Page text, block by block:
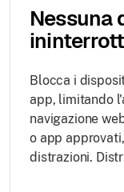
Nessuna
Blocca i
app, limitando
navigazione
o app
distrazioni.